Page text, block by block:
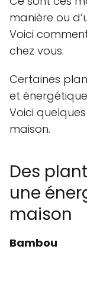
manière ou
Voici
chez vous.
Certaines
et
Voici
maison.
Des
une
maison
Bambou